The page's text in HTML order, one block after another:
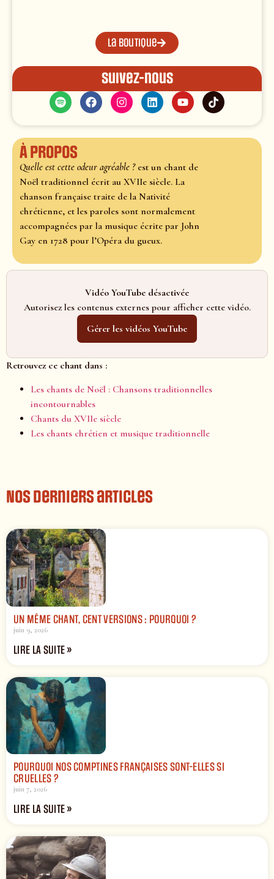
La boutique
Suivez-nous
À propos
Quelle est cette odeur agréable ?est un chant de
Noël traditionnel écrit au XVIIe siècle. La
chanson française traite de la Nativité
chrétienne, et les paroles sont normalement
accompagnées par la musique écrite par John
Gay en 1728 pour l’Opéra du gueux.
Vidéo YouTube désactivée
Autorisez les contenus externes pour afficher cette vidéo.
Gérer les vidéos YouTube
Retrouvez ce chant dans :
Les chants de Noël : Chansons traditionnelles
incontournables
Chants du XVIIe siècle
Les chants chrétien et musique traditionnelle
Nos derniers articles
UN MÊME CHANT, CENT VERSIONS : POURQUOI ?
juin 9, 2026
LIRE LA SUITE »
POURQUOI NOS COMPTINES FRANÇAISES SONT-ELLES SI
CRUELLES ?
juin 7, 2026
LIRE LA SUITE »